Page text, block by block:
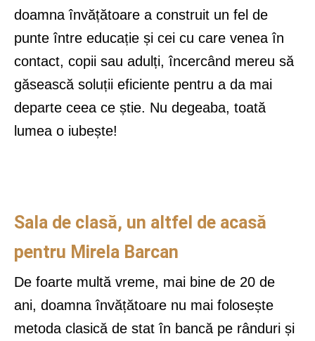
doamna învățătoare a construit un fel de
punte între educație și cei cu care venea în
contact, copii sau adulți, încercând mereu să
găsească soluții eficiente pentru a da mai
departe ceea ce știe. Nu degeaba, toată
lumea o iubește!
Sala de clasă, un altfel de acasă
pentru Mirela Barcan
De foarte multă vreme, mai bine de 20 de
ani, doamna învățătoare nu mai folosește
metoda clasică de stat în bancă pe rânduri și